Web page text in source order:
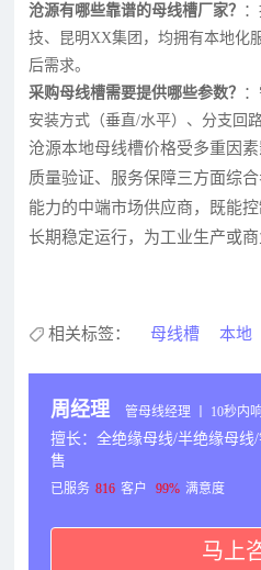
沧源有哪些靠谱的母线槽厂家？
技、昆明XX集团，均拥有本地化
后需求。
采购母线槽需要提供哪些参数？
安装方式（垂直/水平）、分支回
沧源本地母线槽价格受多重因
质量验证、服务保障三方面综
能力的中端市场供应商，既能
长期稳定运行，为工业生产或
相关标签： 母线槽 本地
周经理 管母线经理 丨 10秒内
擅长：全绝缘母线/半绝缘母线
售
已服务 816 客户 99% 满意度
马上